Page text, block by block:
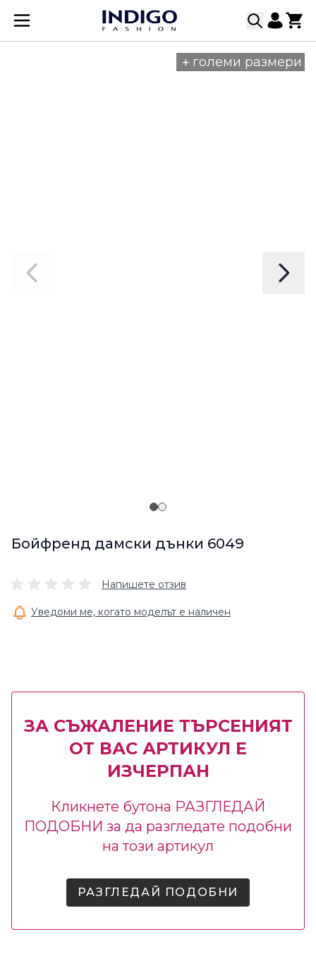
Прескачане към съдържанието
+ големи размери
Бойфренд дамски дънки 6049
Напишете отзив
Уведоми ме, когато моделът е наличен
ЗА СЪЖАЛЕНИЕ ТЪРСЕНИЯТ
ОТ ВАС АРТИКУЛ Е
ИЗЧЕРПАН
Кликнете бутона РАЗГЛЕДАЙ
ПОДОБНИ за да разгледате подобни
на този артикул
РАЗГЛЕДАЙ ПОДОБНИ